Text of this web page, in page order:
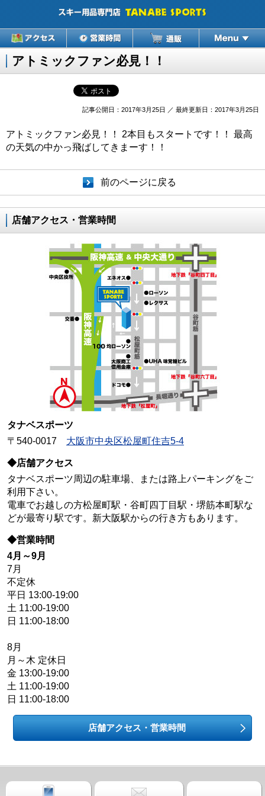
アトミックファン必見！！
記事公開日：2017年3月25日 ／ 最終更新日：2017年3月25日
アトミックファン必見！！ 2本目もスタートです！！ 最高
の天気の中かっ飛ばしてきまーす！！
前のページに戻る
店舗アクセス・営業時間
タナベスポーツ
〒540-0017 大阪市中央区松屋町住吉5-4
◆店舗アクセス
タナベスポーツ周辺の駐車場、または路上パーキングをご
利用下さい。
電車でお越しの方松屋町駅・谷町四丁目駅・堺筋本町駅な
どが最寄り駅です。新大阪駅からの行き方もあります。
◆営業時間
4月～9月
7月
不定休
平日 13:00-19:00
土 11:00-19:00
日 11:00-18:00
8月
月～木 定休日
金 13:00-19:00
土 11:00-19:00
日 11:00-18:00
店舗アクセス・営業時間